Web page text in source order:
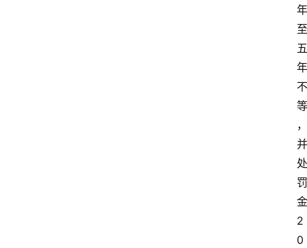
年
至
五
年
不
等
，
并
处
罚
金
2
0